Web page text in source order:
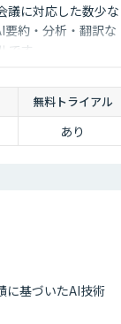
議に対応した数少な
約・分析・翻訳な
す。
無料トライアル
あり
に基づいたAI技術